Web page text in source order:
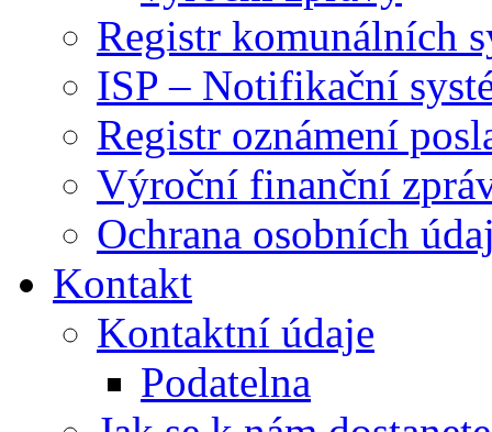
Registr komunálních
ISP – Notifikační
Registr oznámení
Výroční finanční
Ochrana osobních
Kontakt
Kontaktní údaje
Podatelna